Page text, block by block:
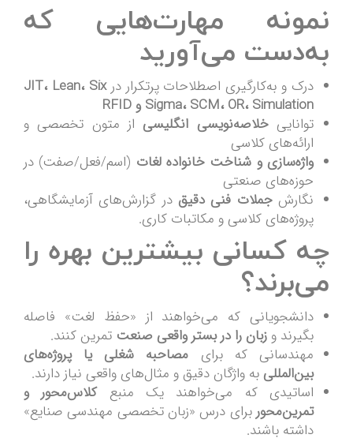
نمونه مهارت‌هایی که
به‌دست می‌آورید
درک و به‌کارگیری اصطلاحات پرتکرار درJIT، Lean، Six
Sigma، SCM، OR، Simulation و RFID
تواناییخلاصه‌نویسی انگلیسی از متون تخصصی و
ارائه‌های کلاسی
واژه‌سازی و شناخت خانواده لغات (اسم/فعل/صفت) در
حوزه‌های صنعتی
نگارشجملات فنی دقیق در گزارش‌های آزمایشگاهی،
پروژه‌های کلاسی و مکاتبات کاری.
چه کسانی بیشترین بهره را
می‌برند؟
دانشجویانی که می‌خواهند از «حفظ لغت» فاصله
بگیرند و زبان را در بستر واقعی صنعت تمرین کنند.
مهندسانی که برای مصاحبه شغلی یا پروژه‌های
بین‌المللی به واژگان دقیق و مثال‌های واقعی نیاز دارند.
اساتیدی که می‌خواهند یک منبعکلاس‌محور و
تمرین‌محوربرای درس «زبان تخصصی مهندسی صنایع»
داشته باشند.